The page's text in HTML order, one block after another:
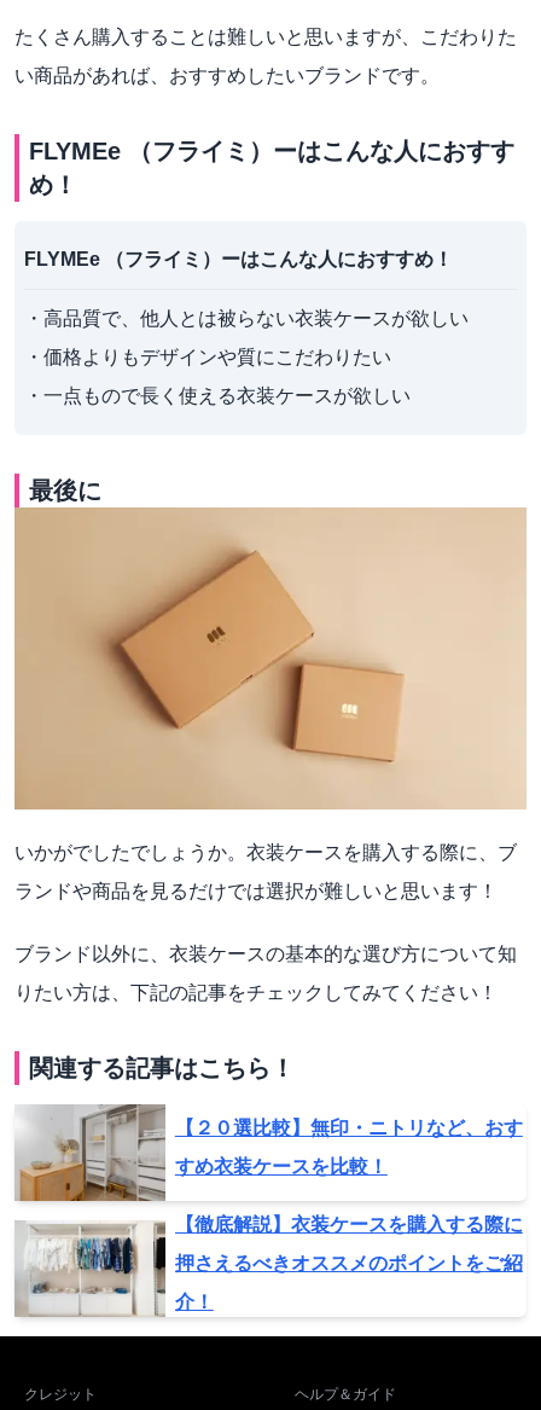
たくさん購入することは難しいと思いますが、こだわりた
い商品があれば、おすすめしたいブランドです。
FLYMEe （フライミ）ーはこんな人におすす
め！
FLYMEe （フライミ）ーはこんな人におすすめ！
・高品質で、他人とは被らない衣装ケースが欲しい
・価格よりもデザインや質にこだわりたい
・一点もので長く使える衣装ケースが欲しい
最後に
いかがでしたでしょうか。衣装ケースを購入する際に、ブ
ランドや商品を見るだけでは選択が難しいと思います！
ブランド以外に、衣装ケースの基本的な選び方について知
りたい方は、下記の記事をチェックしてみてください！
関連する記事はこちら！
【２０選比較】無印・ニトリなど、おす
すめ衣装ケースを比較！
【徹底解説】衣装ケースを購入する際に
押さえるべきオススメのポイントをご紹
介！
クレジット ヘルプ＆ガイド